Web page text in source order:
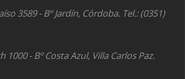
3589 - Bº Jardín, Córdoba. Tel.: (0351)
1000 - Bº Costa Azul, Villa Carlos Paz.